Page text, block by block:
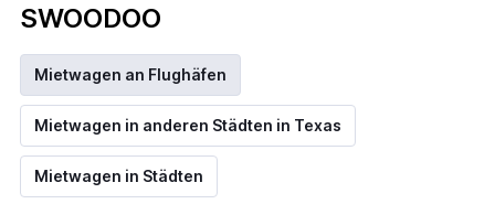
SWOODOO
Mietwagen an Flughäfen
Mietwagen in anderen Städten in Texas
Mietwagen in Städten